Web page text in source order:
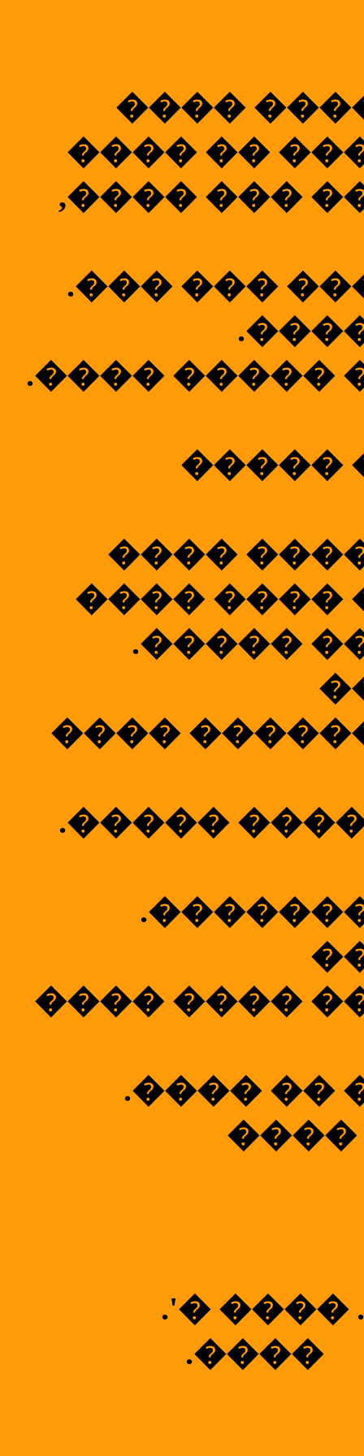
����
���� ��
,���� ���
.��� ���
.���� �����
�����
����
���� ����
.�����
����
.�����
���� ����
.���� ��
����
.'� ����
.����